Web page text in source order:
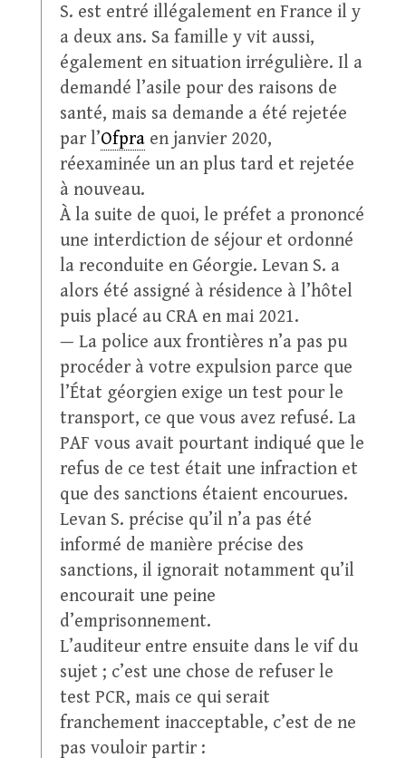
S. est entré illégalement en France il y
a deux ans. Sa famille y vit aussi,
également en situation irrégulière. Il a
demandé l’asile pour des raisons de
santé, mais sa demande a été rejetée
par l’Ofpraen janvier 2020,
réexaminée un an plus tard et rejetée
à nouveau.
À la suite de quoi, le préfet a prononcé
une interdiction de séjour et ordonné
la reconduite en Géorgie. Levan S. a
alors été assigné à résidence à l’hôtel
puis placé au CRA en mai 2021.
— La police aux frontières n’a pas pu
procéder à votre expulsion parce que
l’État géorgien exige un test pour le
transport, ce que vous avez refusé. La
PAF vous avait pourtant indiqué que le
refus de ce test était une infraction et
que des sanctions étaient encourues.
Levan S. précise qu’il n’a pas été
informé de manière précise des
sanctions, il ignorait notamment qu’il
encourait une peine
d’emprisonnement.
L’auditeur entre ensuite dans le vif du
sujet ; c’est une chose de refuser le
test PCR, mais ce qui serait
franchement inacceptable, c’est de ne
pas vouloir partir :